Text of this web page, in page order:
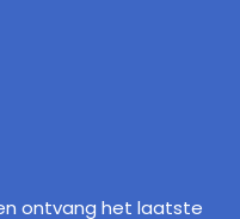
ontvang het laatste